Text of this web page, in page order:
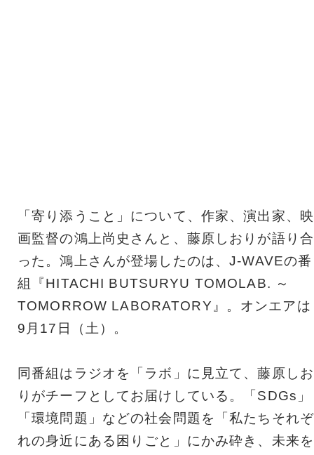
「寄り添うこと」について、作家、演出家、映
画監督の鴻上尚史さんと、藤原しおりが語り合
った。鴻上さんが登場したのは、J-WAVEの番
組『HITACHI BUTSURYU TOMOLAB. ～
TOMORROW LABORATORY』。オンエアは
9月17日（土）。
同番組はラジオを「ラボ」に見立て、藤原しお
りがチーフとしてお届けしている。「SDGs」
「環境問題」などの社会問題を「私たちそれぞ
れの身近にある困りごと」にかみ砕き、未来を